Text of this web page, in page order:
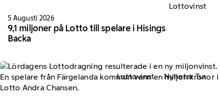
Lottovinst
5 Augusti 2026
9,1 miljoner på Lotto till spelare i Hisings
Backa
Lottovinst Nyheter Tur